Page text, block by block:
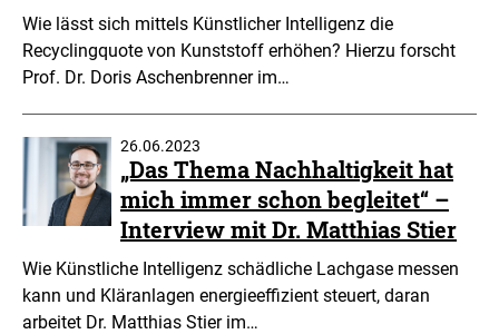
Wie lässt sich mittels Künstlicher Intelligenz die
Recyclingquote von Kunststoff erhöhen? Hierzu forscht
Prof. Dr. Doris Aschenbrenner im…
26.06.2023
„Das Thema Nachhaltigkeit hat
mich immer schon begleitet“ –
Interview mit Dr. Matthias Stier
Wie Künstliche Intelligenz schädliche Lachgase messen
kann und Kläranlagen energieeffizient steuert, daran
arbeitet Dr. Matthias Stier im…